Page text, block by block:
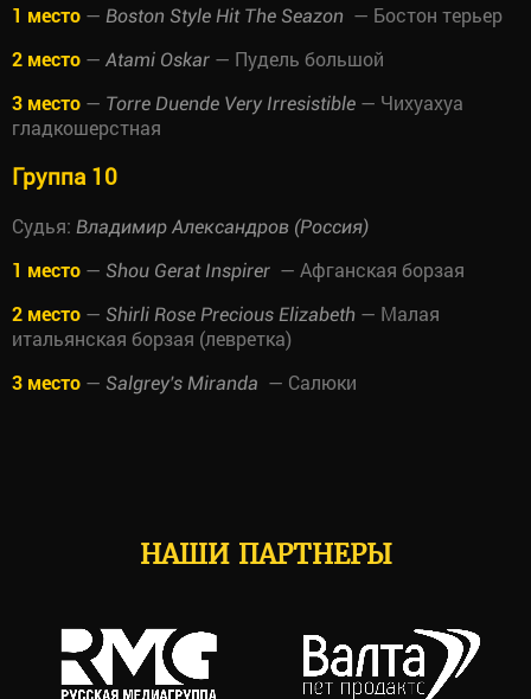
1 место — Boston Style Hit The Seazon — Бостон терьер
2 место — Atami Oskar — Пудель большой
3 место — Torre Duende Very Irresistible — Чихуахуа
гладкошерстная
Группа 10
Судья: Владимир Александров (Россия)
1 место — Shou Gerat Inspirer — Афганская борзая
2 место — Shirli Rose Precious Elizabeth — Малая
итальянская борзая (левретка)
3 место — Salgrey's Miranda — Салюки
НАШИ ПАРТНЕРЫ